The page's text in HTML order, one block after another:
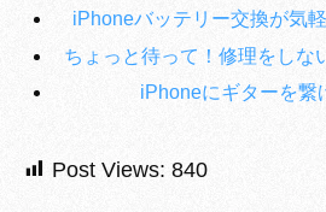
iPhoneバッテリー交換が気
ちょっと待って！修理をしな
iPhoneにギターを繋
Post Views: 840